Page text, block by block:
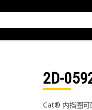
2D-
Cat® 内挡圈可